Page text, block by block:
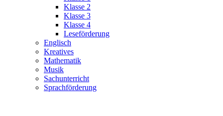
Klasse 2
Klasse 3
Klasse 4
Leseförderung
Englisch
Kreatives
Mathematik
Musik
Sachunterricht
Sprachförderung